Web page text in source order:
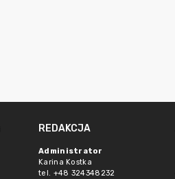
REDAKCJA
Administrator
Karina Kostka
tel. +48 324348232